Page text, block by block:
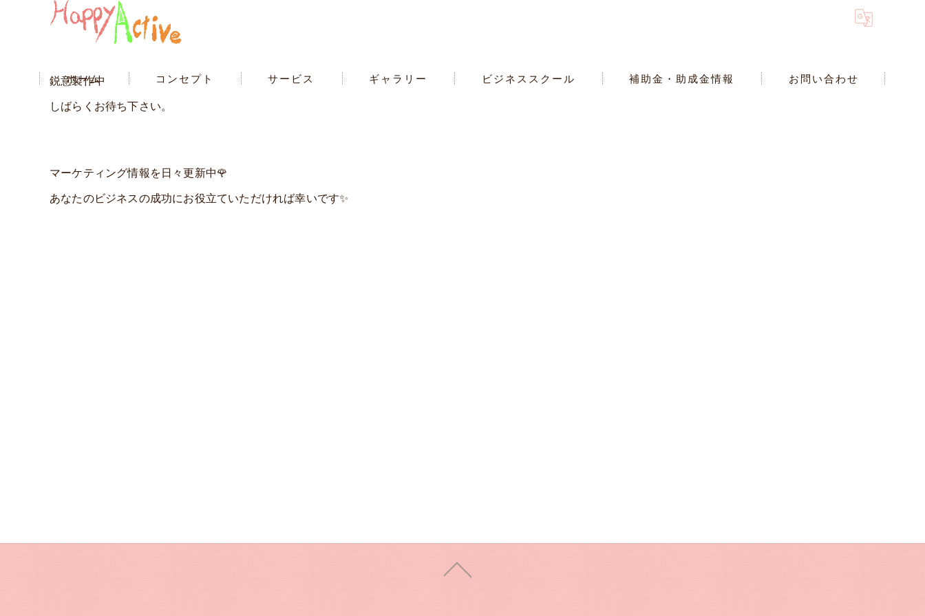
ホーム コンセプト サービス ギャラリー ビジネススクール 補助金・助成金情報 お問い合わせ
鋭意製作中
しばらくお待ち下さい。
マーケティング情報を日々更新中🌹
あなたのビジネスの成功にお役立ていただければ幸いです✨